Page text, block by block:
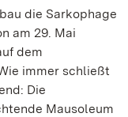
die Sarkophage
am 29. Mai
dem
immer schließt
Die
Mausoleum